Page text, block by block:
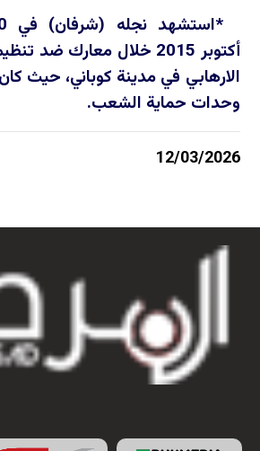
أكتوبر 2015 خلال معارك ضد
الارهابي في مدينة كوباني، حيث
وحدات حماية الشعب.
12/03/2026